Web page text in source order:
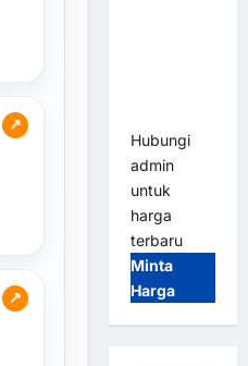
↗
↗
Hubungi
admin
untuk
harga
terbaru
Minta
Harga